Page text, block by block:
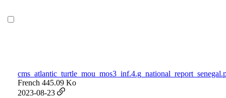
French 445.09 Ko
2023-08-23